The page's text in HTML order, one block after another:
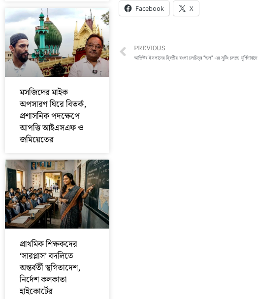
মসজিদের মাইক
অপসারণ ঘিরে বিতর্ক,
প্রশাসনিক পদক্ষেপে
আপত্তি আইএসএফ ও
জমিয়েতের
প্রাথমিক শিক্ষকদের
‘সারপ্লাস’ বদলিতে
অন্তর্বর্তী স্থগিতাদেশ,
নির্দেশ কলকাতা
হাইকোর্টের
Facebook X
Prev
PREVIOUS
আতিউর ইসলামের দ্বিতীয় বাংলা চলচিত্র ”ছল” এর সুটিং চলছে মুর্শিদাবাদে